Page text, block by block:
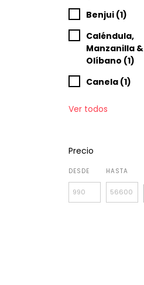
Benjui (1)
Caléndula,
Manzanilla &
Olíbano (1)
Canela (1)
Ver todos
Precio
DESDE HASTA